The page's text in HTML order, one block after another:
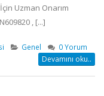
Uzman Onarım
, [...]
Genel 0 Yorum
Devamını oku..